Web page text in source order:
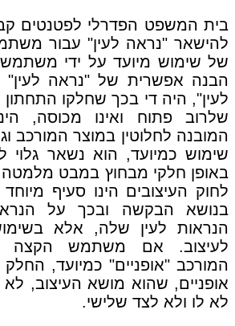
בית המשפט הפדרלי לפטנטים
להישאר "נראה לעין" עבור
של שימוש מיועד על ידי
הבנה אפשרית של "נראה לעין"
לעין", היה די בכך שחלקו התחתון
שלרוב פתוח ואינו מכוסה,
המובנה לחלוטין במוצר המורכב
שימוש כמיועד, הוא נשאר גלוי
לחוק העיצובים הינו סעיף
בנושא הבקשה ובכך על
הנראות לעין שלה, אלא
לעיצוב. אם משתמש הקצה
המורכב "אופניים" כמיועד,
אופניים, שהוא מושא העיצוב,
לא לו ולא לצד שלישי.